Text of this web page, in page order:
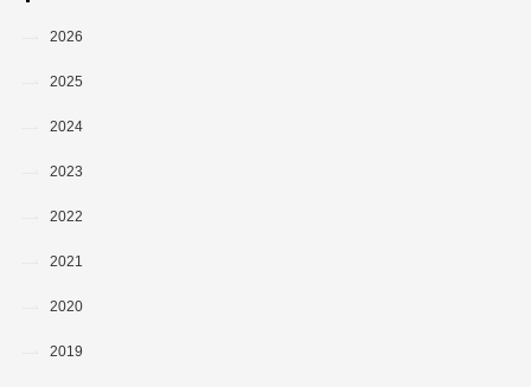
2026
2025
2024
2023
2022
2021
2020
2019